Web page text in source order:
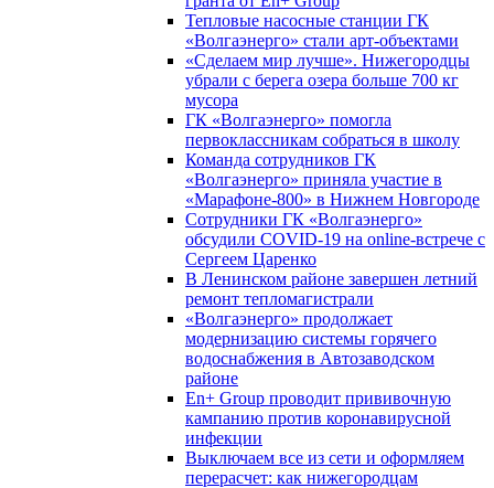
Тепловые насосные станции ГК
«Волгаэнерго» стали арт-объектами
«Сделаем мир лучше». Нижегородцы
убрали с берега озера больше 700 кг
мусора
ГК «Волгаэнерго» помогла
первоклассникам собраться в школу
Команда сотрудников ГК
«Волгаэнерго» приняла участие в
«Марафоне-800» в Нижнем Новгороде
Сотрудники ГК «Волгаэнерго»
обсудили COVID-19 на online-встрече с
Сергеем Царенко
В Ленинском районе завершен летний
ремонт тепломагистрали
«Волгаэнерго» продолжает
модернизацию системы горячего
водоснабжения в Автозаводском
районе
En+ Group проводит прививочную
кампанию против коронавирусной
инфекции
Выключаем все из сети и оформляем
перерасчет: как нижегородцам